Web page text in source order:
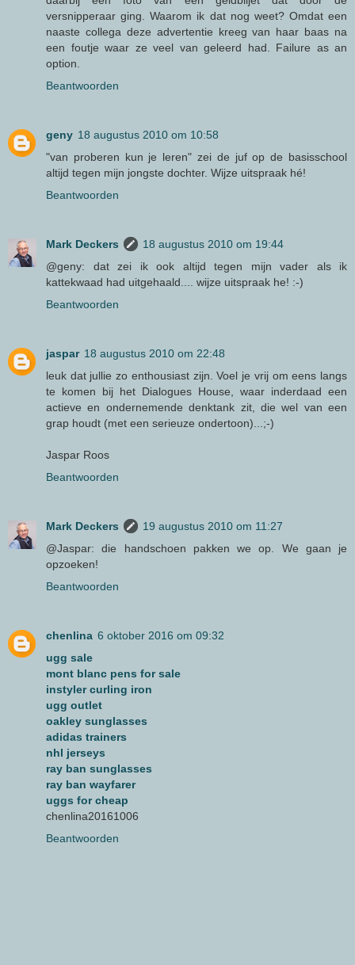
versnipperaar ging. Waarom ik dat nog weet? Omdat een
naaste collega deze advertentie kreeg van haar baas na
een foutje waar ze veel van geleerd had. Failure as an
option.
Beantwoorden
geny 18 augustus 2010 om 10:58
"van proberen kun je leren" zei de juf op de basisschool
altijd tegen mijn jongste dochter. Wijze uitspraak hé!
Beantwoorden
Mark Deckers
18 augustus 2010 om 19:44
@geny: dat zei ik ook altijd tegen mijn vader als ik
kattekwaad had uitgehaald.... wijze uitspraak he! :-)
Beantwoorden
jaspar 18 augustus 2010 om 22:48
leuk dat jullie zo enthousiast zijn. Voel je vrij om eens langs
te komen bij het Dialogues House, waar inderdaad een
actieve en ondernemende denktank zit, die wel van een
grap houdt (met een serieuze ondertoon)...;-)
Jaspar Roos
Beantwoorden
Mark Deckers
19 augustus 2010 om 11:27
@Jaspar: die handschoen pakken we op. We gaan je
opzoeken!
Beantwoorden
chenlina 6 oktober 2016 om 09:32
ugg sale
mont blanc pens for sale
instyler curling iron
ugg outlet
oakley sunglasses
adidas trainers
nhl jerseys
ray ban sunglasses
ray ban wayfarer
uggs for cheap
chenlina20161006
Beantwoorden